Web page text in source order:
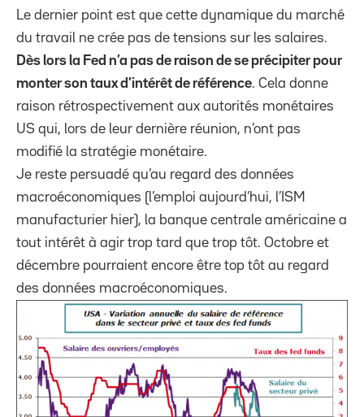
Le dernier point est que cette dynamique du marché
du travail ne crée pas de tensions sur les salaires.
Dès lors la Fed n’a pas de raison de se précipiter pour
monter son taux d’intérêt de référence. Cela donne
raison rétrospectivement aux autorités monétaires
US qui, lors de leur dernière réunion, n’ont pas
modifié la stratégie monétaire.
Je reste persuadé qu’au regard des données
macroéconomiques (l’emploi aujourd’hui, l’ISM
manufacturier hier), la banque centrale américaine a
tout intérêt à agir trop tard que trop tôt. Octobre et
décembre pourraient encore être top tôt au regard
des données macroéconomiques.